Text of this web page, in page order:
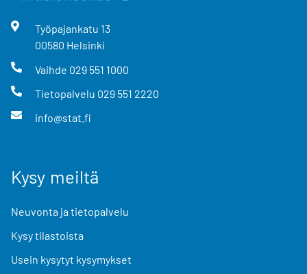
Työpajankatu 13
00580 Helsinki
Vaihde 029 551 1000
Tietopalvelu 029 551 2220
info@stat.fi
Kysy meiltä
Neuvonta ja tietopalvelu
Kysy tilastoista
Usein kysytyt kysymykset